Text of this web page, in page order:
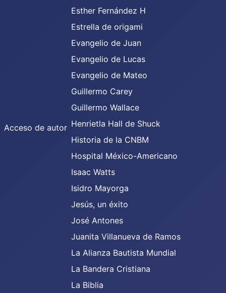
Acceso de autor
Esther Fernández H
Estrella de origami
Evangelio de Juan
Evangelio de Lucas
Evangelio de Mateo
Guillermo Carey
Guillermo Wallace
Henrietla Hall de Shuck
Historia de la CNBM
Hospital México-Americano
Isaac Watts
Isidro Mayorga
Jesús, un éxito
José Antones
Juanita Villanueva de Ramos
La Alianza Bautista Mundial
La Bandera Cristiana
La Biblia